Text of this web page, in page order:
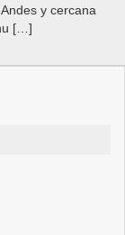
y cercana
[…]